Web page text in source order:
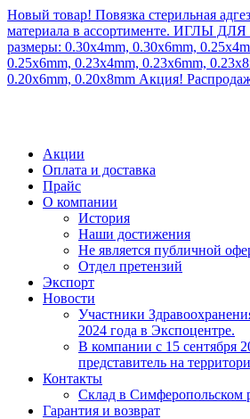
Новый товар! Повязка стерильная
материала в ассортименте. ИГЛЫ ДЛЯ
размеры: 0.30x4mm, 0.30x6mm,
0.25x6mm, 0.23x4mm, 0.23x6mm,
0.20x6mm, 0.20x8mm Акция!
Акции
Оплата и доставка
Прайс
О компании
История
Наши достижения
Не является публичной
Отдел претензий
Экспорт
Новости
Участники
2024 года в Экспоцентре.
В компании с 15 сентября
представитель на
Контакты
Склад в Симферопольском
Гарантия и возврат